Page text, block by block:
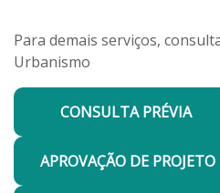
Para demais serviços,
Urbanismo
CONSULTA PRÉVIA
APROVAÇÃO DE PROJETO